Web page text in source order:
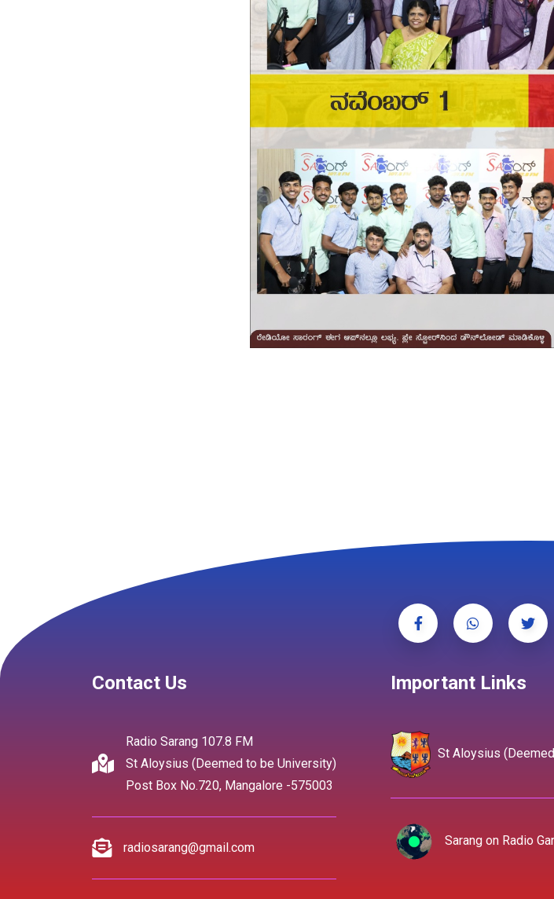
Contact Us
Radio Sarang 107.8 FM
St Aloysius (Deemed to be University)
Post Box No.720, Mangalore -575003
radiosarang@gmail.com
Important Links
St Aloysius
Sarang on Radio